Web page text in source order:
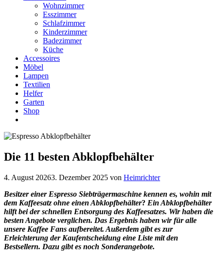
Wohnzimmer
Esszimmer
Schlafzimmer
Kinderzimmer
Badezimmer
Küche
Accessoires
Möbel
Lampen
Textilien
Helfer
Garten
Shop
Die 11 besten Abklopfbehälter
4. August 20263. Dezember 2025 von Heimrichter
Besitzer einer Espresso Siebträgermaschine kennen es, wohin mit
dem Kaffeesatz ohne einen Abklopfbehälter? Ein Abklopfbehälter
hilft bei der schnellen Entsorgung des Kaffeesatzes. Wir haben die
besten Angebote verglichen. Das Ergebnis haben wir für alle
unsere Kaffee Fans aufbereitet. Außerdem gibt es zur
Erleichterung der Kaufentscheidung eine Liste mit den
Bestsellern. Dazu gibt es noch Sonderangebote.